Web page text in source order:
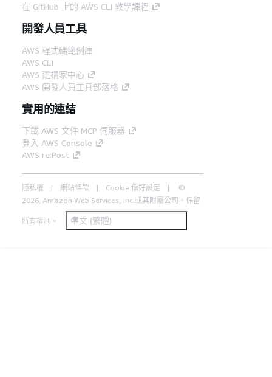
在 GitHub 上的 AWS CLI 教學課程
開發人員工具
AWS 程式碼範例庫
AWS CLI
AWS 建構家中心
AWS 開發人員工具部落格
實用的連結
下載 AWS 文件 MCP 伺服器
登入 AWS Console
AWS re:Post
隱私權 網站條款 Cookie 偏好設定
©
2026, Amazon Web Services, Inc.或其附屬公司。保留
所有權利。 中文 (繁體)